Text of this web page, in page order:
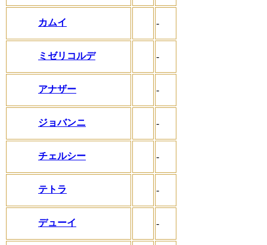
カムイ -
ミゼリコルデ -
アナザー -
ジョバンニ -
チェルシー -
テトラ -
デューイ -